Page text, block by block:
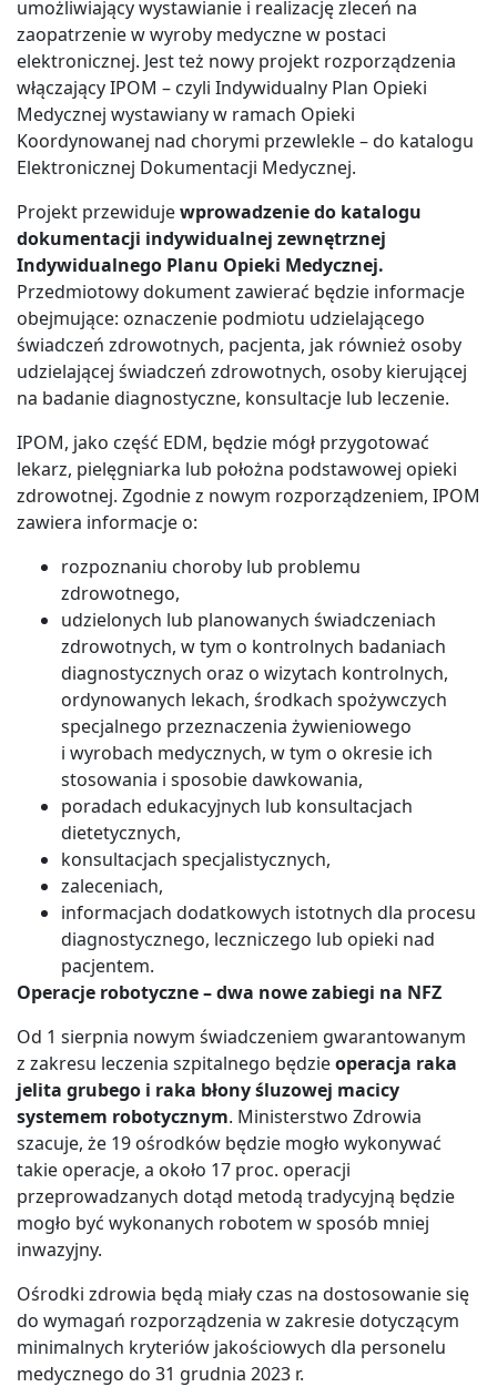
umożliwiający wystawianie i realizację zleceń na
zaopatrzenie w wyroby medyczne w postaci
elektronicznej. Jest też nowy projekt rozporządzenia
włączający IPOM – czyli Indywidualny Plan Opieki
Medycznej wystawiany w ramach Opieki
Koordynowanej nad chorymi przewlekle – do katalogu
Elektronicznej Dokumentacji Medycznej.
Projekt przewidujewprowadzenie do katalogu
dokumentacji indywidualnej zewnętrznej
Indywidualnego Planu Opieki Medycznej.
Przedmiotowy dokument zawierać będzie informacje
obejmujące: oznaczenie podmiotu udzielającego
świadczeń zdrowotnych, pacjenta, jak również osoby
udzielającej świadczeń zdrowotnych, osoby kierującej
na badanie diagnostyczne, konsultacje lub leczenie.
IPOM, jako część EDM, będzie mógł przygotować
lekarz, pielęgniarka lub położna podstawowej opieki
zdrowotnej. Zgodnie z nowym rozporządzeniem, IPOM
zawiera informacje o:
rozpoznaniu choroby lub problemu
zdrowotnego,
udzielonych lub planowanych świadczeniach
zdrowotnych, w tym o kontrolnych badaniach
diagnostycznych oraz o wizytach kontrolnych,
ordynowanych lekach, środkach spożywczych
specjalnego przeznaczenia żywieniowego
i wyrobach medycznych, w tym o okresie ich
stosowania i sposobie dawkowania,
poradach edukacyjnych lub konsultacjach
dietetycznych,
konsultacjach specjalistycznych,
zaleceniach,
informacjach dodatkowych istotnych dla procesu
diagnostycznego, leczniczego lub opieki nad
pacjentem.
Operacje robotyczne – dwa nowe zabiegi na NFZ
Od 1 sierpnia nowym świadczeniem gwarantowanym
z zakresu leczenia szpitalnego będzieoperacja raka
jelita grubego i raka błony śluzowej macicy
systemem robotycznym. Ministerstwo Zdrowia
szacuje, że 19 ośrodków będzie mogło wykonywać
takie operacje, a około 17 proc. operacji
przeprowadzanych dotąd metodą tradycyjną będzie
mogło być wykonanych robotem w sposób mniej
inwazyjny.
Ośrodki zdrowia będą miały czas na dostosowanie się
do wymagań rozporządzenia w zakresie dotyczącym
minimalnych kryteriów jakościowych dla personelu
medycznego do 31 grudnia 2023 r.